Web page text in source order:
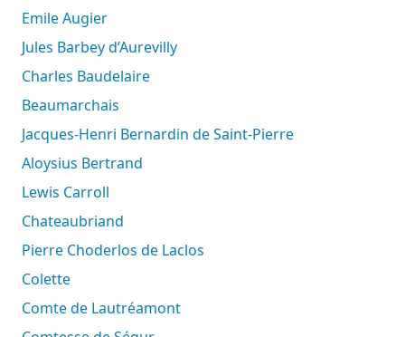
Emile Augier
Jules Barbey d’Aurevilly
Charles Baudelaire
Beaumarchais
Jacques-Henri Bernardin de Saint-Pierre
Aloysius Bertrand
Lewis Carroll
Chateaubriand
Pierre Choderlos de Laclos
Colette
Comte de Lautréamont